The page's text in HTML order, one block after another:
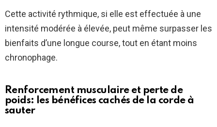
Cette activité rythmique, si elle est effectuée à une
intensité modérée à élevée, peut même surpasser les
bienfaits d’une longue course, tout en étant moins
chronophage.
Renforcement musculaire et perte de
poids: les bénéfices cachés de la corde à
sauter